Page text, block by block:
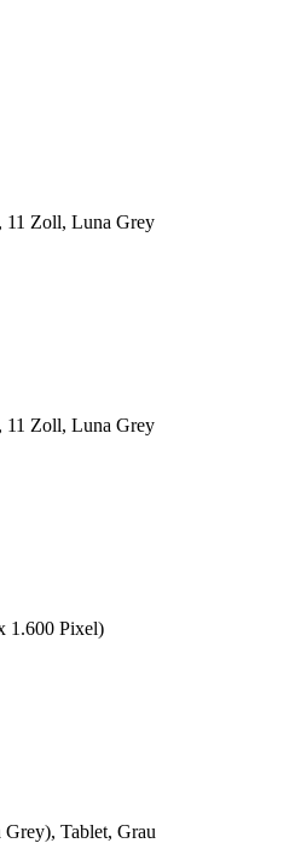
11 Zoll, Luna Grey
11 Zoll, Luna Grey
1.600 Pixel)
Tablet, Grau